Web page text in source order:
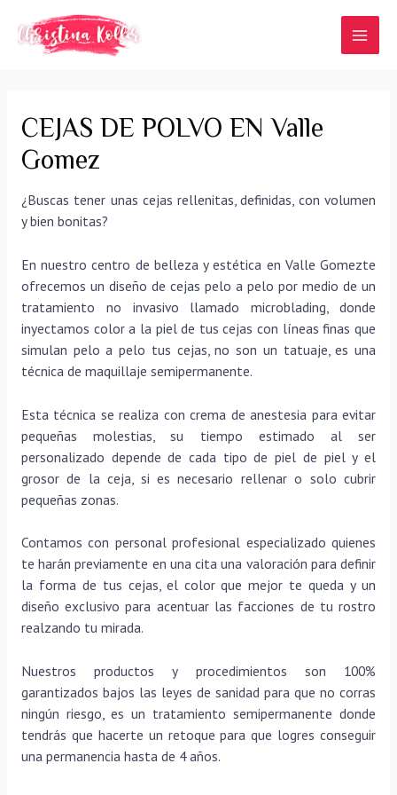
contenido
CEJAS DE POLVO EN Valle
Gomez
¿Buscas tener unas cejas rellenitas, definidas, con volumen
y bien bonitas?
En nuestro centro de belleza y estética en Valle Gomezte
ofrecemos un diseño de cejas pelo a pelo por medio de un
tratamiento no invasivo llamado microblading, donde
inyectamos color a la piel de tus cejas con líneas finas que
simulan pelo a pelo tus cejas, no son un tatuaje, es una
técnica de maquillaje semipermanente.
Esta técnica se realiza con crema de anestesia para evitar
pequeñas molestias, su tiempo estimado al ser
personalizado depende de cada tipo de piel de piel y el
grosor de la ceja, si es necesario rellenar o solo cubrir
pequeñas zonas.
Contamos con personal profesional especializado quienes
te harán previamente en una cita una valoración para definir
la forma de tus cejas, el color que mejor te queda y un
diseño exclusivo para acentuar las facciones de tu rostro
realzando tu mirada.
Nuestros productos y procedimientos son 100%
garantizados bajos las leyes de sanidad para que no corras
ningún riesgo, es un tratamiento semipermanente donde
tendrás que hacerte un retoque para que logres conseguir
una permanencia hasta de 4 años.